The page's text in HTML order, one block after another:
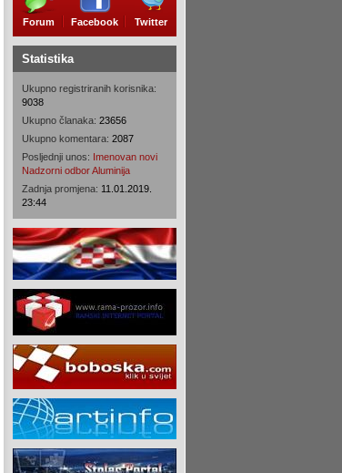
Forum Facebook Twitter
Statistika
Ukupno registriranih korisnika:
9038
Ukupno članaka: 23656
Ukupno komentara: 2087
Posljednji unos: Imenovan novi
Nadzorni odbor Aluminija
Zadnja promjena: 11.01.2019.
23:44